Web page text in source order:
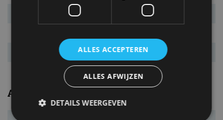
september 2019
€ 49.640
Afmetingen/gewichten
ALLES ACCEPTEREN
ALLES AFWIJZEN
DETAILS WEERGEVEN